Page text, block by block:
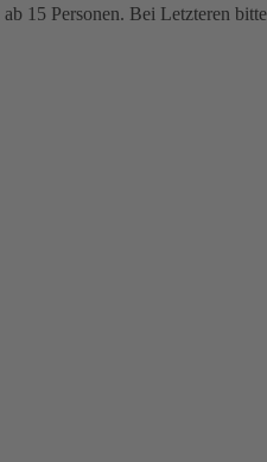
15 Personen. Bei Letzteren